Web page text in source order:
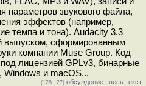
параметров звукового файла,
эффектов (например,
темпа и тона). Audacity 3.3
выпуском, сформированным
компании Muse Group. Код
лицензией GPLv3, бинарные
Windows и macOS...
(128 +27) обсуждение | весь текст